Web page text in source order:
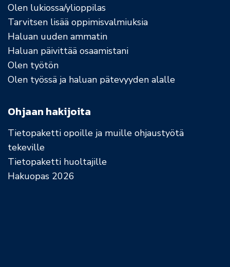
Olen lukiossa/ylioppilas
Tarvitsen lisää oppimisvalmiuksia
Haluan uuden ammatin
Haluan päivittää osaamistani
Olen työtön
Olen työssä ja haluan pätevyyden alalle
Ohjaan hakijoita
Tietopaketti opoille ja muille ohjaustyötä
tekeville
Tietopaketti huoltajille
Hakuopas 2026